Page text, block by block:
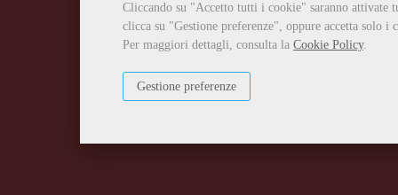
Cliccando su "Accetto tutti i cookie" saranno attivate
clicca su "Gestione preferenze", oppure accetta solo
Per maggiori dettagli, consulta la Cookie Policy.
Gestione preferenze